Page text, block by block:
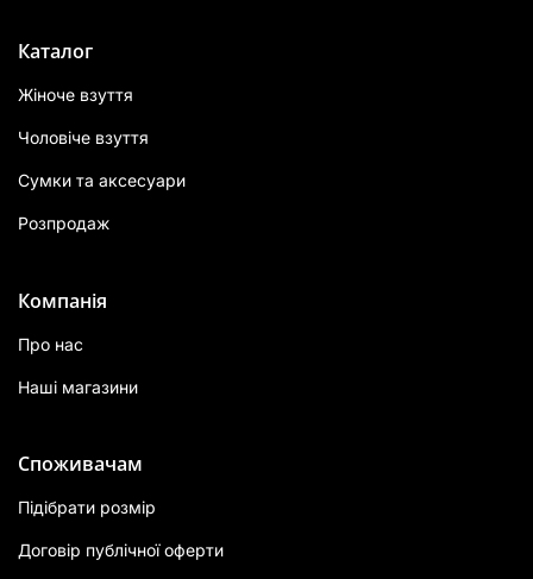
Каталог
Жіноче взуття
Чоловіче взуття
Сумки та аксесуари
Розпродаж
Компанія
Про нас
Наші магазини
Споживачам
Підібрати розмір
Договір публічної оферти